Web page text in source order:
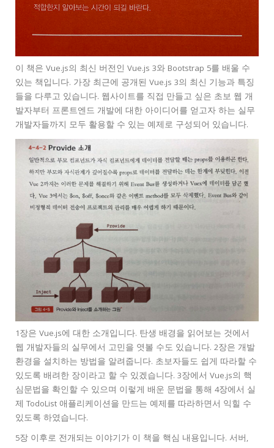
이 책은 Vue.js의 최신 버전인 Vue.js 3와 Bootstrap 5를 배울 수
있는 책입니다. 가장 최근에 공개된 Vue.js 3의 최신 기능과 특징
들을 다루고 있습니다. 웹사이트를 직접 만들고 싶은 초보 웹 개
발자부터 프론트엔드 개발에 대한 아이디어를 얻고자 하는 실무
개발자들까지 모두 활용할 수 있는 예제로 구성되어 있습니다.
1장은 Vue.js에 대한 소개입니다. 탄생 배경을 읽어보는 것에서
웹 개발자들의 실무에서 고민을 엿볼 수도 있습니다. 2장은 개발
환경을 설치하는 방법을 알려줍니다. 초보자들도 쉽게 따라할 수
있도록 배려한 장이라고 할 수 있겠습니다. 3장에서 Vue.js의 핵
심문법을 확인할 수 있으며 이렇게 배운 문법을 통해 4장에서 실
제 TodoList 애플리케이션을 만드는 예제를 따라하면서 익힐 수
있도록 하였습니다.
5장 이후로 전개되는 이야기가 이 책을 핵심 내용입니다. 서버,